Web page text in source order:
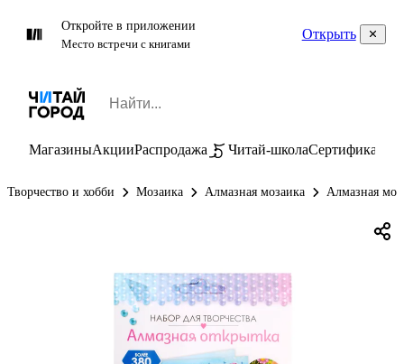
Откройте в приложении
Место встречи с книгами
Открыть
МагазиныАкцииРаспродажа Читай-школаСертификаты
Творчество и хобби Мозаика Алмазная мозаика Алмазная